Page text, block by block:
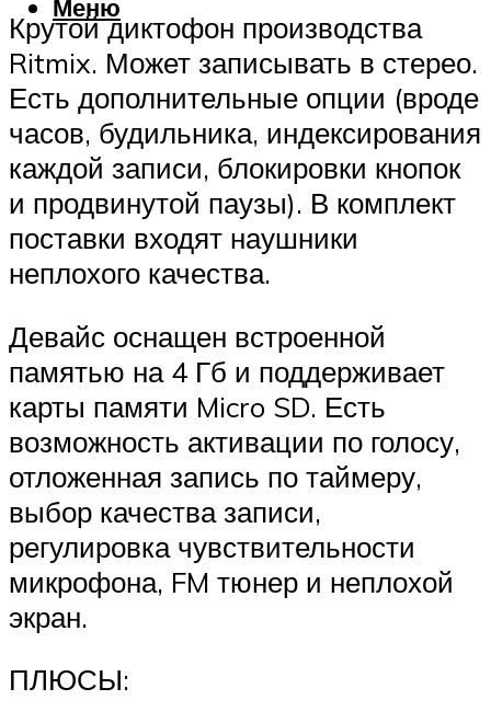
Меню
Крутой диктофон производства
Ritmix. Может записывать в стерео.
Есть дополнительные опции (вроде
часов, будильника, индексирования
каждой записи, блокировки кнопок
и продвинутой паузы). В комплект
поставки входят наушники
неплохого качества.
Девайс оснащен встроенной
памятью на 4 Гб и поддерживает
карты памяти Micro SD. Есть
возможность активации по голосу,
отложенная запись по таймеру,
выбор качества записи,
регулировка чувствительности
микрофона, FM тюнер и неплохой
экран.
ПЛЮСЫ: